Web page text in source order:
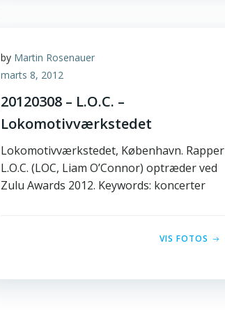
by Martin Rosenauer
marts 8, 2012
20120308 – L.O.C. –
Lokomotivværkstedet
Lokomotivværkstedet, København. Rapper
L.O.C. (LOC, Liam O’Connor) optræder ved
Zulu Awards 2012. Keywords: koncerter
VIS FOTOS